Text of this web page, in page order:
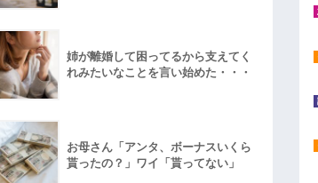
姉が離婚して困ってるから支えてく
れみたいなことを言い始めた・・・
お母さん「アンタ、ボーナスいくら
貰ったの？」ワイ「貰ってない」